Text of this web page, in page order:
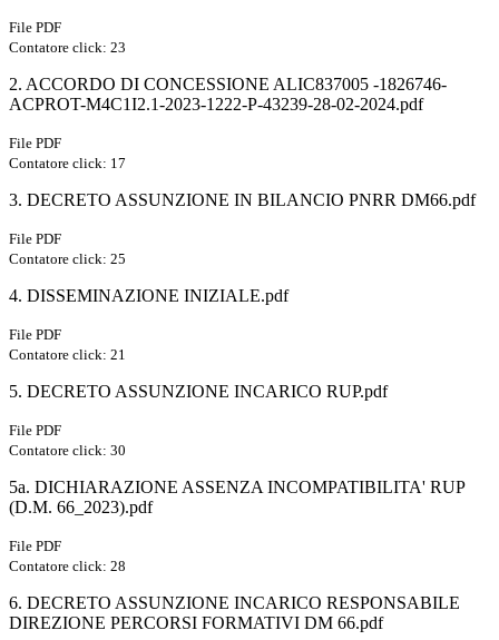
File PDF
Contatore click: 23
2. ACCORDO DI CONCESSIONE ALIC837005 -1826746-
ACPROT-M4C1I2.1-2023-1222-P-43239-28-02-2024.pdf
File PDF
Contatore click: 17
3. DECRETO ASSUNZIONE IN BILANCIO PNRR DM66.pdf
File PDF
Contatore click: 25
4. DISSEMINAZIONE INIZIALE.pdf
File PDF
Contatore click: 21
5. DECRETO ASSUNZIONE INCARICO RUP.pdf
File PDF
Contatore click: 30
5a. DICHIARAZIONE ASSENZA INCOMPATIBILITA' RUP
(D.M. 66_2023).pdf
File PDF
Contatore click: 28
6. DECRETO ASSUNZIONE INCARICO RESPONSABILE
DIREZIONE PERCORSI FORMATIVI DM 66.pdf